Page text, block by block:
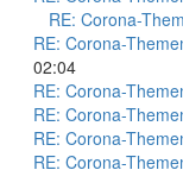
RE: Corona-
RE: Corona-
02:04
RE: Corona-
RE: Corona-
RE: Corona-
RE: Corona-